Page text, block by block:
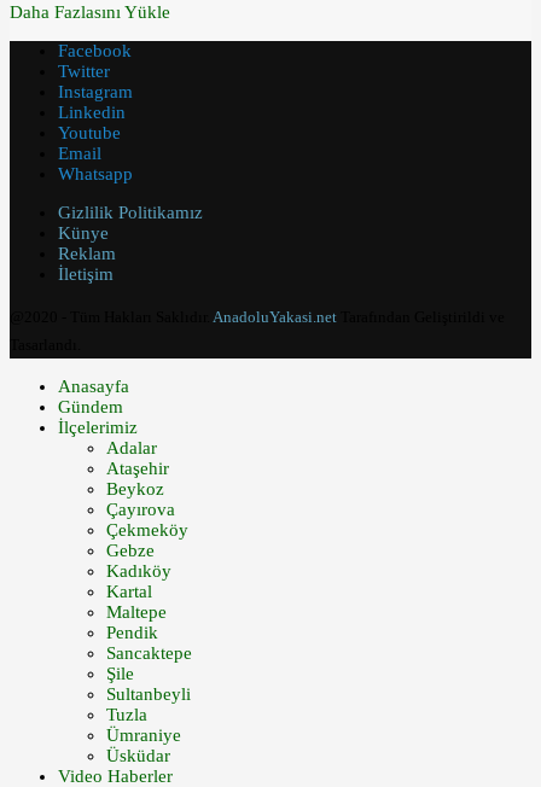
Daha Fazlasını Yükle
Facebook
Twitter
Instagram
Linkedin
Youtube
Email
Whatsapp
Gizlilik Politikamız
Künye
Reklam
İletişim
AnadoluYakasi.net
Anasayfa
Gündem
İlçelerimiz
Adalar
Ataşehir
Beykoz
Çayırova
Çekmeköy
Gebze
Kadıköy
Kartal
Maltepe
Pendik
Sancaktepe
Şile
Sultanbeyli
Tuzla
Ümraniye
Üsküdar
Video Haberler